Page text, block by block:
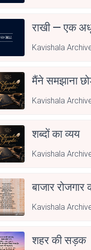
राखी — एक
Kavishala
मैंने समझाना
Kavishala
शब्दों का व्यय
Kavishala
बाजार रोजगार
Kavishala
शहर की सड़क